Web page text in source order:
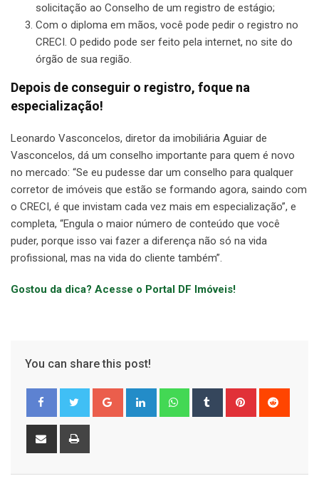
solicitação ao Conselho de um registro de estágio;
Com o diploma em mãos, você pode pedir o registro no
CRECI. O pedido pode ser feito pela internet, no site do
órgão de sua região.
Depois de conseguir o registro, foque na
especialização!
Leonardo Vasconcelos, diretor da imobiliária Aguiar de
Vasconcelos, dá um conselho importante para quem é novo
no mercado: “Se eu pudesse dar um conselho para qualquer
corretor de imóveis que estão se formando agora, saindo com
o CRECI, é que invistam cada vez mais em especialização”, e
completa, “Engula o maior número de conteúdo que você
puder, porque isso vai fazer a diferença não só na vida
profissional, mas na vida do cliente também”.
Gostou da dica? Acesse o Portal DF Imóveis!
You can share this post!
Google+ LinkedIn WhatsappTumblr Pinterest
Share